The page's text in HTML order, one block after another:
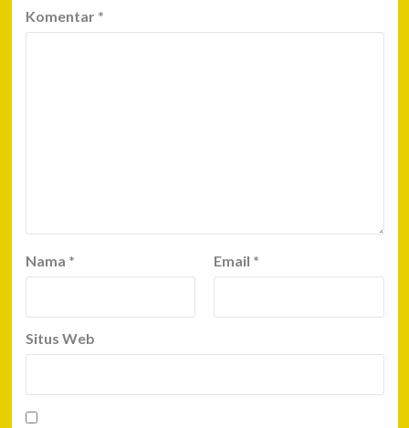
Komentar *
Nama * Email *
Situs Web